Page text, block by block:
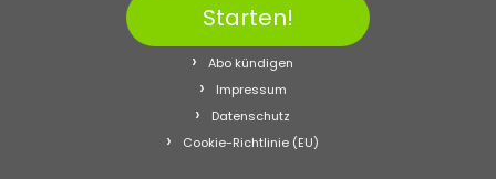
Starten!
Abo kündigen
Impressum
Datenschutz
Cookie-Richtlinie (EU)